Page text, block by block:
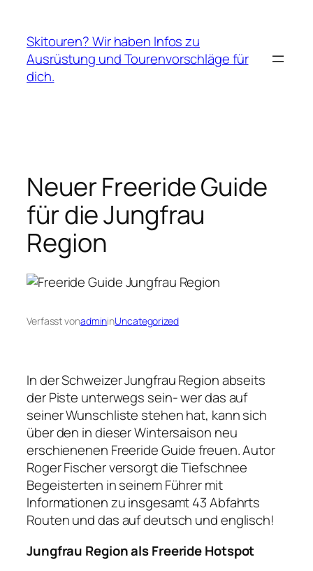
springen
Skitouren? Wir haben Infos zu
Ausrüstung und Tourenvorschläge für
dich.
Neuer Freeride Guide
für die Jungfrau
Region
Verfasst vonadmininUncategorized
In der Schweizer Jungfrau Region abseits
der Piste unterwegs sein- wer das auf
seiner Wunschliste stehen hat, kann sich
über den in dieser Wintersaison neu
erschienenen Freeride Guide freuen. Autor
Roger Fischer versorgt die Tiefschnee
Begeisterten in seinem Führer mit
Informationen zu insgesamt 43 Abfahrts
Routen und das auf deutsch und englisch!
Jungfrau Region als Freeride Hotspot